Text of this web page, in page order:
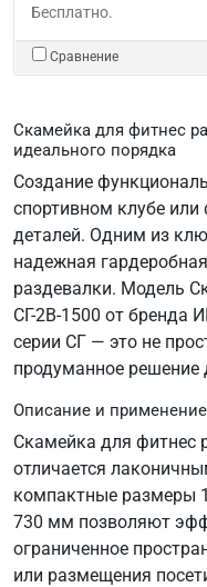
Бесплатно.
Сравнение
Скамейка для фитнес
идеального порядка
Создание
спортивном клубе или
деталей. Одним из
надежная
раздевалки. Модель
СГ-2В-1500 от бренда
серии СГ — это не
продуманное решение
Описание и применение
Скамейка для фитнес
отличается
компактные размеры
730 мм позволяют
ограниченное
или размещения